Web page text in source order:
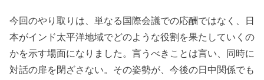
今回のやり取りは、単なる国際会議での応酬ではなく、日
本がインド太平洋地域でどのような役割を果たしていくの
かを示す場面になりました。言うべきことは言い、同時に
対話の扉を閉ざさない。その姿勢が、今後の日中関係でも